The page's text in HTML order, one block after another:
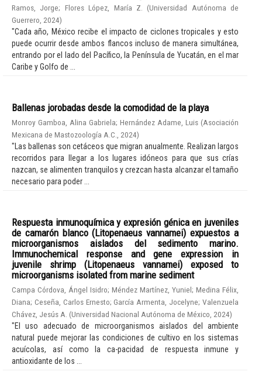
Ramos, Jorge; Flores López, María Z. (Universidad Autónoma de
Guerrero 2024)
"Cada año, México recibe el impacto de ciclones tropicales y esto
puede ocurrir desde ambos flancos incluso de manera simultánea,
entrando por el lado del Pacífico, la Península de Yucatán, en el mar
Caribe y Golfo de ...
Ballenas jorobadas desde la comodidad de la playa
Monroy Gamboa, Alina Gabriela; Hernández Adame, Luis (Asociación
Mexicana de Mastozoología A.C.
2024)
"Las ballenas son cetáceos que migran anualmente. Realizan largos
recorridos para llegar a los lugares idóneos para que sus crías
nazcan, se alimenten tranquilos y crezcan hasta alcanzar el tamaño
necesario para poder ...
Respuesta inmunoquímica y expresión génica en juveniles
de camarón blanco (Litopenaeus vannamei) expuestos a
microorganismos aislados del sedimento marino.
Immunochemical response and gene expression in
juvenile shrimp (Litopenaeus vannamei) exposed to
microorganisms isolated from marine sediment
Campa Córdova, Ángel Isidro; Méndez Martínez, Yuniel; Medina Félix,
Diana; Ceseña, Carlos Ernesto;García Armenta, Jocelyne;Valenzuela
Chávez, Jesús A. (Universidad Nacional Autónoma de México 2024)
"El uso adecuado de microorganismos aislados del ambiente
natural puede mejorar las condiciones de cultivo en los sistemas
acuícolas, así como la ca-pacidad de respuesta inmune y
antioxidante de los ...